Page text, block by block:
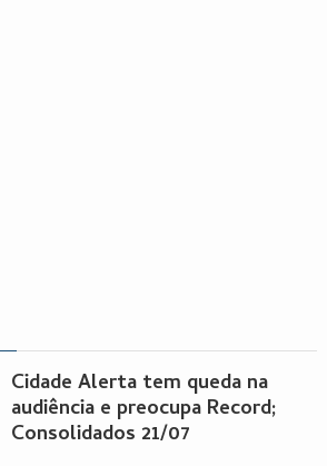
Cidade Alerta tem queda na
audiência e preocupa Record;
Consolidados 21/07